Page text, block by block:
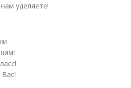
уделяете!